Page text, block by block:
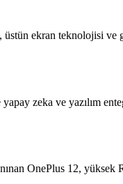
üstün ekran teknolojisi
zeka ve yazılım
OnePlus 12,